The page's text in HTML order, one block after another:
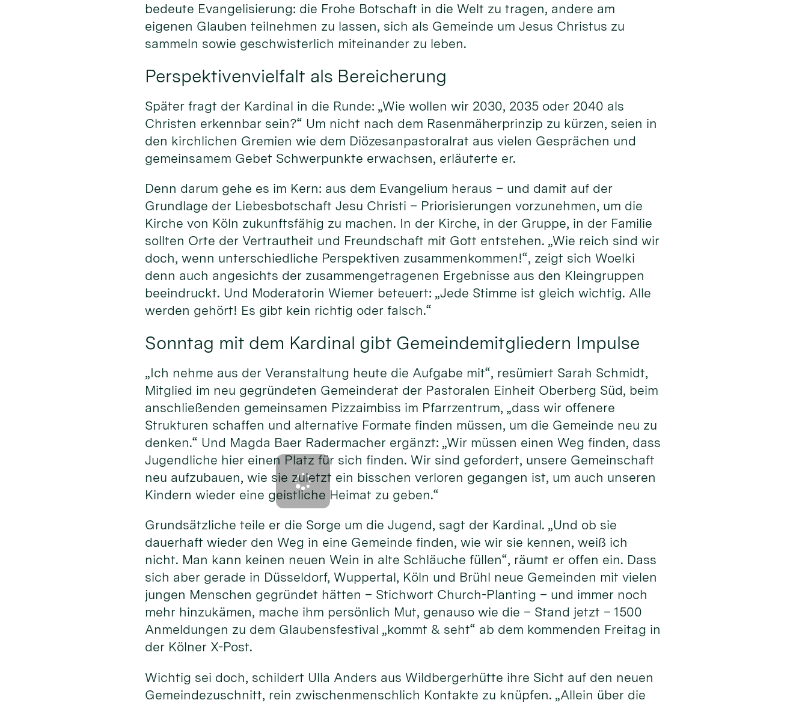
bedeute Evangelisierung: die Frohe Botschaft in die Welt zu tragen, andere am
eigenen Glauben teilnehmen zu lassen, sich als Gemeinde um Jesus Christus zu
sammeln sowie geschwisterlich miteinander zu leben.
Perspektivenvielfalt als Bereicherung
Später fragt der Kardinal in die Runde: „Wie wollen wir 2030, 2035 oder 2040 als
Christen erkennbar sein?“ Um nicht nach dem Rasenmäherprinzip zu kürzen, seien in
den kirchlichen Gremien wie dem Diözesanpastoralrat aus vielen Gesprächen und
gemeinsamem Gebet Schwerpunkte erwachsen, erläuterte er.
Denn darum gehe es im Kern: aus dem Evangelium heraus – und damit auf der
Grundlage der Liebesbotschaft Jesu Christi – Priorisierungen vorzunehmen, um die
Kirche von Köln zukunftsfähig zu machen. In der Kirche, in der Gruppe, in der Familie
sollten Orte der Vertrautheit und Freundschaft mit Gott entstehen. „Wie reich sind wir
doch, wenn unterschiedliche Perspektiven zusammenkommen!“, zeigt sich Woelki
denn auch angesichts der zusammengetragenen Ergebnisse aus den Kleingruppen
beeindruckt. Und Moderatorin Wiemer beteuert: „Jede Stimme ist gleich wichtig. Alle
werden gehört! Es gibt kein richtig oder falsch.“
Sonntag mit dem Kardinal gibt Gemeindemitgliedern Impulse
„Ich nehme aus der Veranstaltung heute die Aufgabe mit“, resümiert Sarah Schmidt,
Mitglied im neu gegründeten Gemeinderat der Pastoralen Einheit Oberberg Süd, beim
anschließenden gemeinsamen Pizzaimbiss im Pfarrzentrum, „dass wir offenere
Strukturen schaffen und alternative Formate finden müssen, um die Gemeinde neu zu
denken.“ Und Magda Baer Radermacher ergänzt: „Wir müssen einen Weg finden, dass
Jugendliche hier einen Platz für sich finden. Wir sind gefordert, unsere Gemeinschaft
neu aufzubauen, wie sie zuletzt ein bisschen verloren gegangen ist, um auch unseren
Kindern wieder eine geistliche Heimat zu geben.“
Grundsätzliche teile er die Sorge um die Jugend, sagt der Kardinal. „Und ob sie
dauerhaft wieder den Weg in eine Gemeinde finden, wie wir sie kennen, weiß ich
nicht. Man kann keinen neuen Wein in alte Schläuche füllen“, räumt er offen ein. Dass
sich aber gerade in Düsseldorf, Wuppertal, Köln und Brühl neue Gemeinden mit vielen
jungen Menschen gegründet hätten – Stichwort Church-Planting – und immer noch
mehr hinzukämen, mache ihm persönlich Mut, genauso wie die – Stand jetzt – 1500
Anmeldungen zu dem Glaubensfestival „kommt & seht“ ab dem kommenden Freitag in
der Kölner X-Post.
Wichtig sei doch, schildert Ulla Anders aus Wildbergerhütte ihre Sicht auf den neuen
Gemeindezuschnitt, rein zwischenmenschlich Kontakte zu knüpfen. „Allein über die